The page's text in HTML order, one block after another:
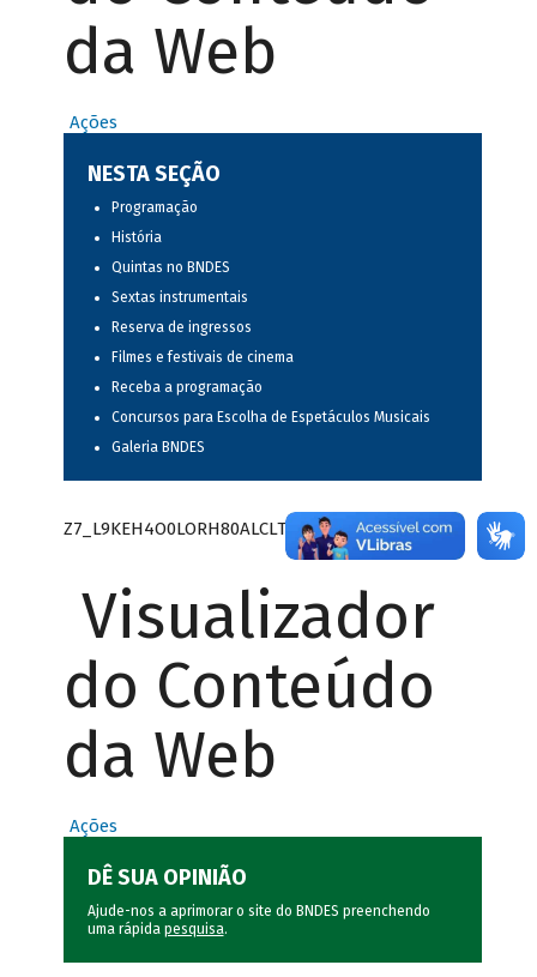
da Web
Ações
NESTA SEÇÃO
Programação
História
Quintas no BNDES
Sextas instrumentais
Reserva de ingressos
Filmes e festivais de cinema
Receba a programação
Concursos para Escolha de Espetáculos Musicais
Galeria BNDES
Z7_L9KEH4O0LORH80ALCLTPF80S97
Visualizador
do Conteúdo
da Web
Ações
DÊ SUA OPINIÃO
Ajude-nos a aprimorar o site do BNDES preenchendo
uma rápida pesquisa.